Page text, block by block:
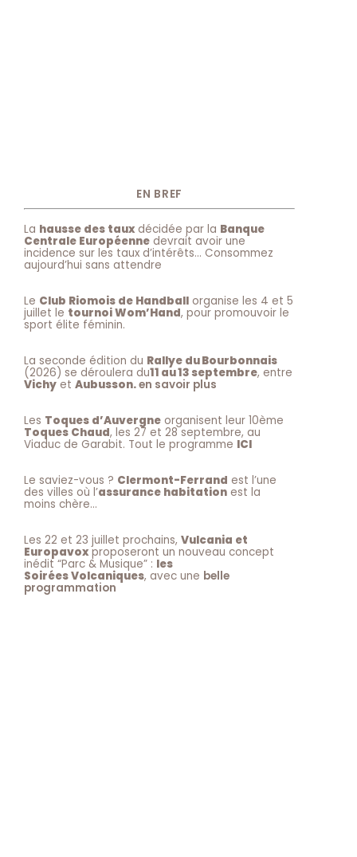
EN BREF
La hausse des taux décidée par la Banque
Centrale Européenne devrait avoir une
incidence sur les taux d’intérêts… Consommez
aujourd’hui sans attendre
Le Club Riomois de Handball organise les 4 et 5
juillet le tournoi Wom’Hand, pour promouvoir le
sport élite féminin.
La seconde édition du Rallye du Bourbonnais
(2026) se déroulera du11 au 13 septembre, entre
Vichy et Aubusson.en savoir plus
Les Toques d’Auvergne organisent leur 10ème
Toques Chaud, les 27 et 28 septembre, au
Viaduc de Garabit. Tout le programme ICI
Le saviez-vous ? Clermont-Ferrand est l’une
des villes où l’assurance habitation est la
moins chère…
Les 22 et 23 juillet prochains, Vulcania et
Europavoxproposeront un nouveau concept
inédit “Parc & Musique” : les
Soirées Volcaniques, avec une belle
programmation